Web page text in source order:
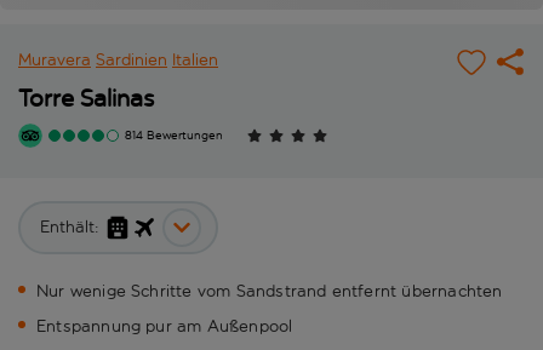
Muravera Sardinien Italien
Torre Salinas
814 Bewertungen
Enthält:
Nur wenige Schritte vom Sandstrand entfernt übernachten
Entspannung pur am Außenpool